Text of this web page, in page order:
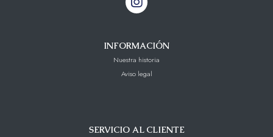
INFORMACIÓN
Nuestra historia
Aviso legal
SERVICIO AL CLIENTE